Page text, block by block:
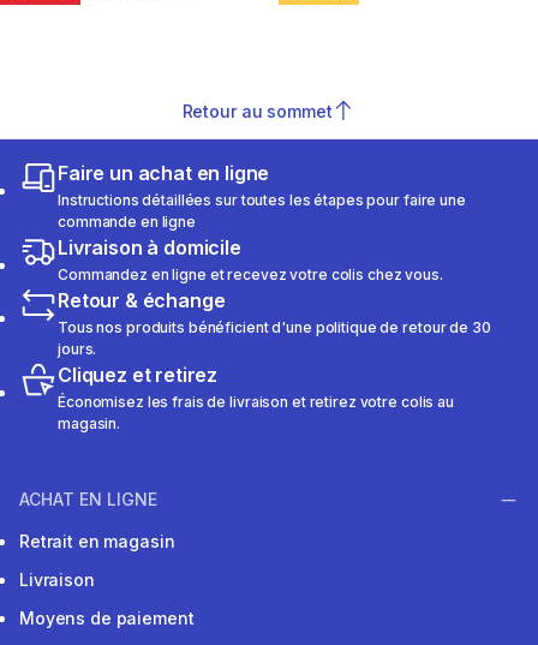
Retour au sommet
Faire un achat en ligne
Instructions détaillées sur toutes les étapes pour faire une
commande en ligne
Livraison à domicile
Commandez en ligne et recevez votre colis chez vous.
Retour & échange
Tous nos produits bénéficient d'une politique de retour de 30
jours.
Cliquez et retirez
Économisez les frais de livraison et retirez votre colis au
magasin.
ACHAT EN LIGNE
Retrait en magasin
Livraison
Moyens de paiement